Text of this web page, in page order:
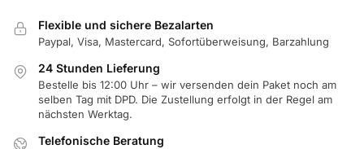
Flexible und sichere Bezalarten
Paypal, Visa, Mastercard, Sofortüberweisung, Barzahlung
24 Stunden Lieferung
Bestelle bis 12:00 Uhr – wir versenden dein Paket noch am
selben Tag mit DPD. Die Zustellung erfolgt in der Regel am
nächsten Werktag.
Telefonische Beratung